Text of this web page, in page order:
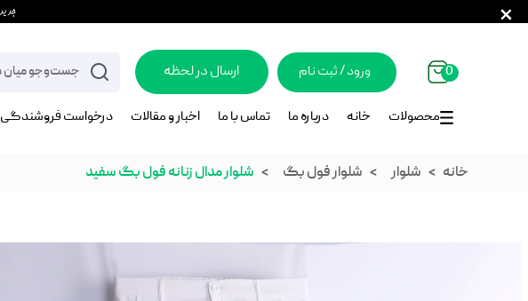
ارسال در لحظه ورود / ثبت ‌نام 0
محصولات خانه درباره ما تماس با ما اخبار و مقالات درخواست فروشندگی
خانه شلوار شلوار فول بگ شلوار مدال زنانه فول بگ سفید